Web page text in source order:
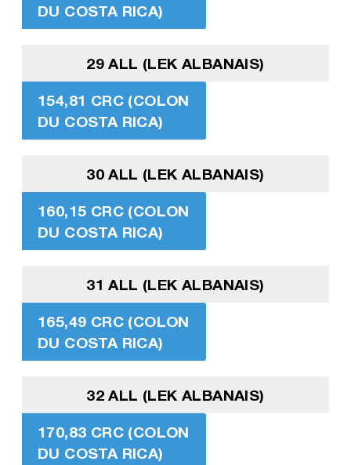
DU COSTA RICA)
29 ALL (LEK ALBANAIS)
154,81 CRC (COLON
DU COSTA RICA)
30 ALL (LEK ALBANAIS)
160,15 CRC (COLON
DU COSTA RICA)
31 ALL (LEK ALBANAIS)
165,49 CRC (COLON
DU COSTA RICA)
32 ALL (LEK ALBANAIS)
170,83 CRC (COLON
DU COSTA RICA)